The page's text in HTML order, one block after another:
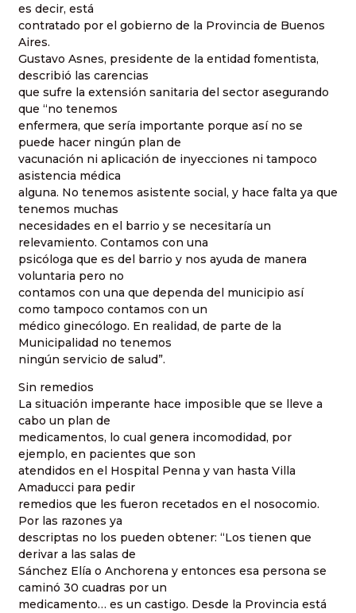
es decir, está
contratado por el gobierno de la Provincia de Buenos
Aires.
Gustavo Asnes, presidente de la entidad fomentista,
describió las carencias
que sufre la extensión sanitaria del sector asegurando
que “no tenemos
enfermera, que sería importante porque así no se
puede hacer ningún plan de
vacunación ni aplicación de inyecciones ni tampoco
asistencia médica
alguna. No tenemos asistente social, y hace falta ya que
tenemos muchas
necesidades en el barrio y se necesitaría un
relevamiento. Contamos con una
psicóloga que es del barrio y nos ayuda de manera
voluntaria pero no
contamos con una que dependa del municipio así
como tampoco contamos con un
médico ginecólogo. En realidad, de parte de la
Municipalidad no tenemos
ningún servicio de salud”.
Sin remedios
La situación imperante hace imposible que se lleve a
cabo un plan de
medicamentos, lo cual genera incomodidad, por
ejemplo, en pacientes que son
atendidos en el Hospital Penna y van hasta Villa
Amaducci para pedir
remedios que les fueron recetados en el nosocomio.
Por las razones ya
descriptas no los pueden obtener: “Los tienen que
derivar a las salas de
Sánchez Elía o Anchorena y entonces esa persona se
caminó 30 cuadras por un
medicamento… es un castigo. Desde la Provincia está